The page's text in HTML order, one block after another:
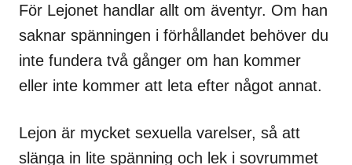
För Lejonet handlar allt om äventyr. Om han
saknar spänningen i förhållandet behöver du
inte fundera två gånger om han kommer
eller inte kommer att leta efter något annat.
Lejon är mycket sexuella varelser, så att
slänga in lite spänning och lek i sovrummet